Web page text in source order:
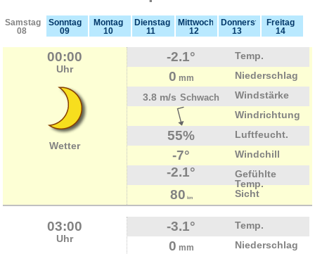
Samstag
08
Sonntag
09
Montag
10
Dienstag
11
Mittwoch
12
Donnerstag
13
Freitag
14
00:00
Uhr
Wetter
-2.1° Temp.
0 mm
Niederschlag
3.8 m/s Schwach
Windstärke
Windrichtung
55% Luftfeucht.
-7° Windchill
-2.1°
Gefühlte
Temp.
80 km Sicht
03:00
Uhr
-3.1° Temp.
0 mm
Niederschlag